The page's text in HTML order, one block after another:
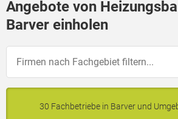
Angebote von
Barver einholen
30 Fachbetriebe in Barver und